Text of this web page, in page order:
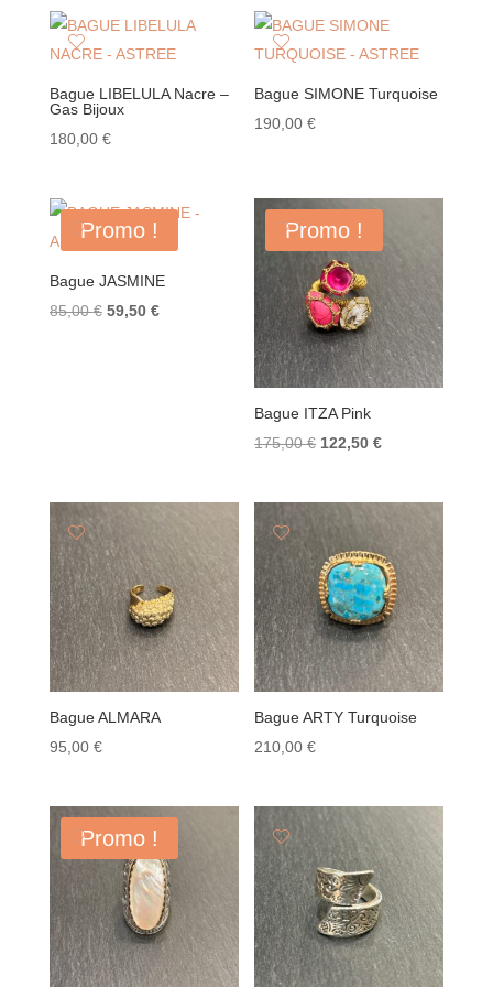
au
plus
ancien
Bague LIBELULA Nacre –
Gas Bijoux
180,00 €
Bague SIMONE Turquoise
190,00€
Promo !
Bague JASMINE
85,00€ Le
59,50 €Le
Promo !
Bague ITZA Pink
175,00€ Le
initial
était :
175,00 €.
122,50€Le
actuel
122,50 €.
Bague ALMARA
95,00 €
Bague ARTY Turquoise
210,00€
Promo !